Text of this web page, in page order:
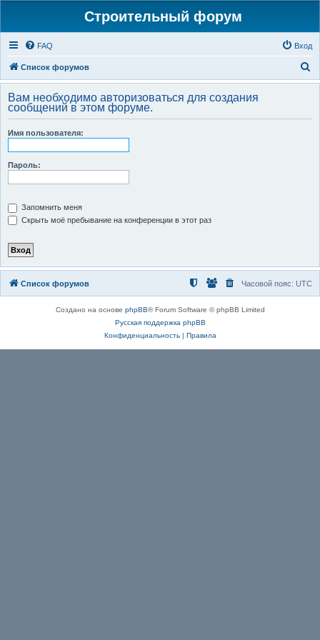
Строительный форум
FAQ Вход
Список форумов
о
с
Вам необходимо авторизоваться для создания
сообщений в этом форуме.
Имя пользователя:
Пароль:
Запомнить меня
Скрыть моё пребывание на конференции в этот раз
Список форумов Часовой пояс: UTC
Создано на основе phpBB® Forum Software © phpBB Limited
Русская поддержка phpBB
Конфиденциальность| Правила